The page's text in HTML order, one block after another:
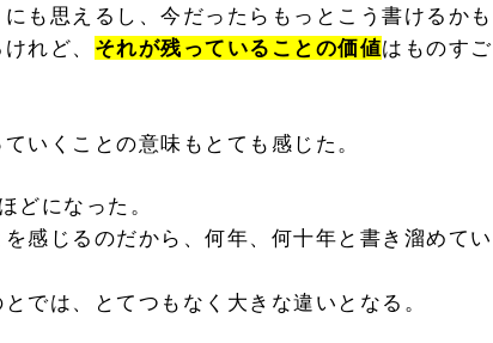
も思えるし、今だったらもっとこう書けるかも
れど、 それが残っていることの価値はものすご
いくことの意味もとても感じた。
どになった。
感じるのだから、何年、何十年と書き溜めてい
では、とてつもなく大きな違いとなる。